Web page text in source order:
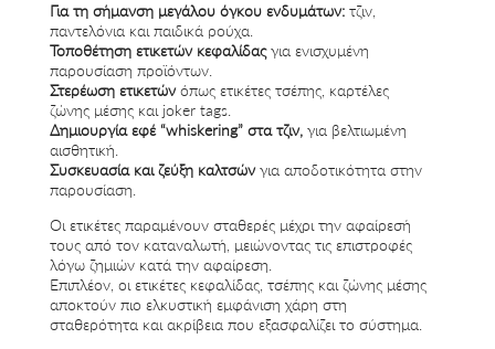
Για τη σήμανση μεγάλου όγκου ενδυμάτων:τζιν,
παντελόνια και παιδικά ρούχα.
Τοποθέτηση ετικετών κεφαλίδαςγια ενισχυμένη
παρουσίαση προϊόντων.
Στερέωση ετικετώνόπως ετικέτες τσέπης, καρτέλες
ζώνης μέσης και joker tags.
Δημιουργία εφέ “whiskering” στα τζιν,για βελτιωμένη
αισθητική.
Συσκευασία και ζεύξη καλτσώνγια αποδοτικότητα στην
παρουσίαση.
Οι ετικέτες παραμένουν σταθερές μέχρι την αφαίρεσή
τους από τον καταναλωτή, μειώνοντας τις επιστροφές
λόγω ζημιών κατά την αφαίρεση.
Επιπλέον, οι ετικέτες κεφαλίδας, τσέπης και ζώνης μέσης
αποκτούν πιο ελκυστική εμφάνιση χάρη στη
σταθερότητα και ακρίβεια που εξασφαλίζει το σύστημα.